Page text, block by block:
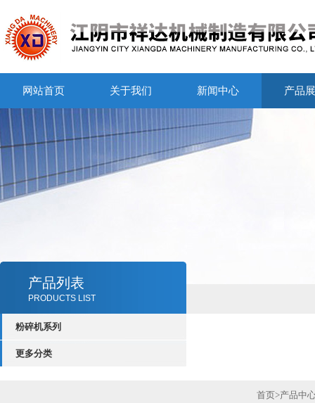
网站首页 关于我们 新闻中心 产品
产品列表
PRODUCTS LIST
粉碎机系列
更多分类
首页>产品中